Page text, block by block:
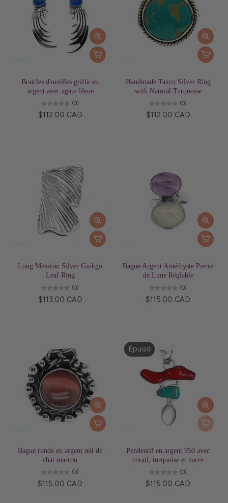
Boucles d'oreilles griffe en
argent avec agate bleue
(0)
$112.00 CAD
Handmade Taxco Silver Ring
with Natural Turquoise
(0)
$112.00 CAD
Long Mexican Silver Ginkgo
Leaf Ring
(0)
$113.00 CAD
Bague Argent Améthyste Pierre
de Lune Réglable
(0)
$115.00 CAD
Bague ronde en argent œil de
chat marron
(0)
$115.00 CAD
Épuisé
Pendentif en argent 950 avec
corail, turquoise et nacre
(0)
$115.00 CAD